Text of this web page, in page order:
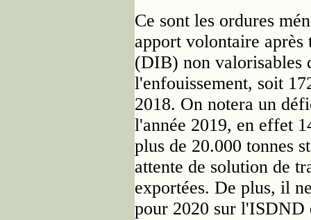
Ce sont les ordures
apport volontaire après
(DIB) non valorisables
l'enfouissement, soit
2018. On notera un
l'année 2019, en effet
plus de 20.000 tonnes
attente de solution de
exportées. De plus, il
pour 2020 sur l'ISDND